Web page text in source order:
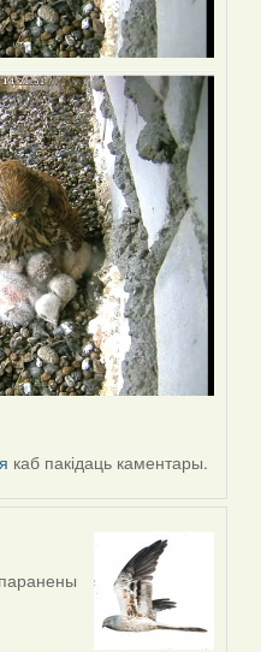
каб пакідаць каментары.